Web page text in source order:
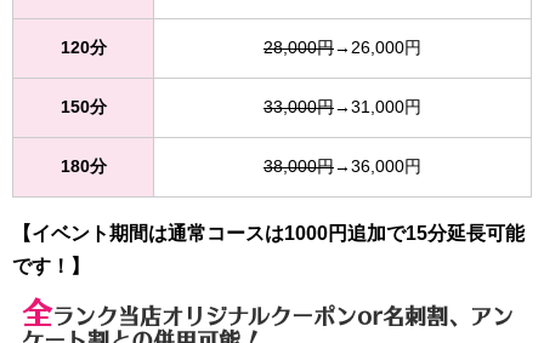
120分 28,000円→26,000円
150分 33,000円→31,000円
180分 38,000円→36,000円
【イベント期間は通常コースは1000円追加で15分延長可能
です！】
全ランク当店オリジナルクーポンor名刺割、アン